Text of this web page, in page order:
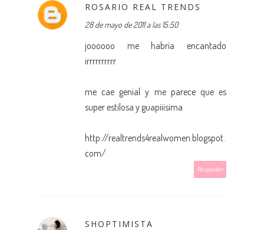
ROSARIO REAL TRENDS
28 de mayo de 2011 a las 15:50
joooooo me habría encantado
irrrrrrrrrr
me cae genial y me parece que es
super estilosa y guapiiisima
http://realtrends4realwomen.blogspot.
com/
Responder
SHOPTIMISTA